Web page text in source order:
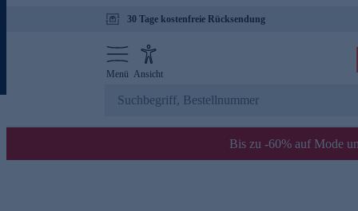
30 Tage kostenfreie Rücksendung
Menü Ansicht
Bis zu -60% auf Mode